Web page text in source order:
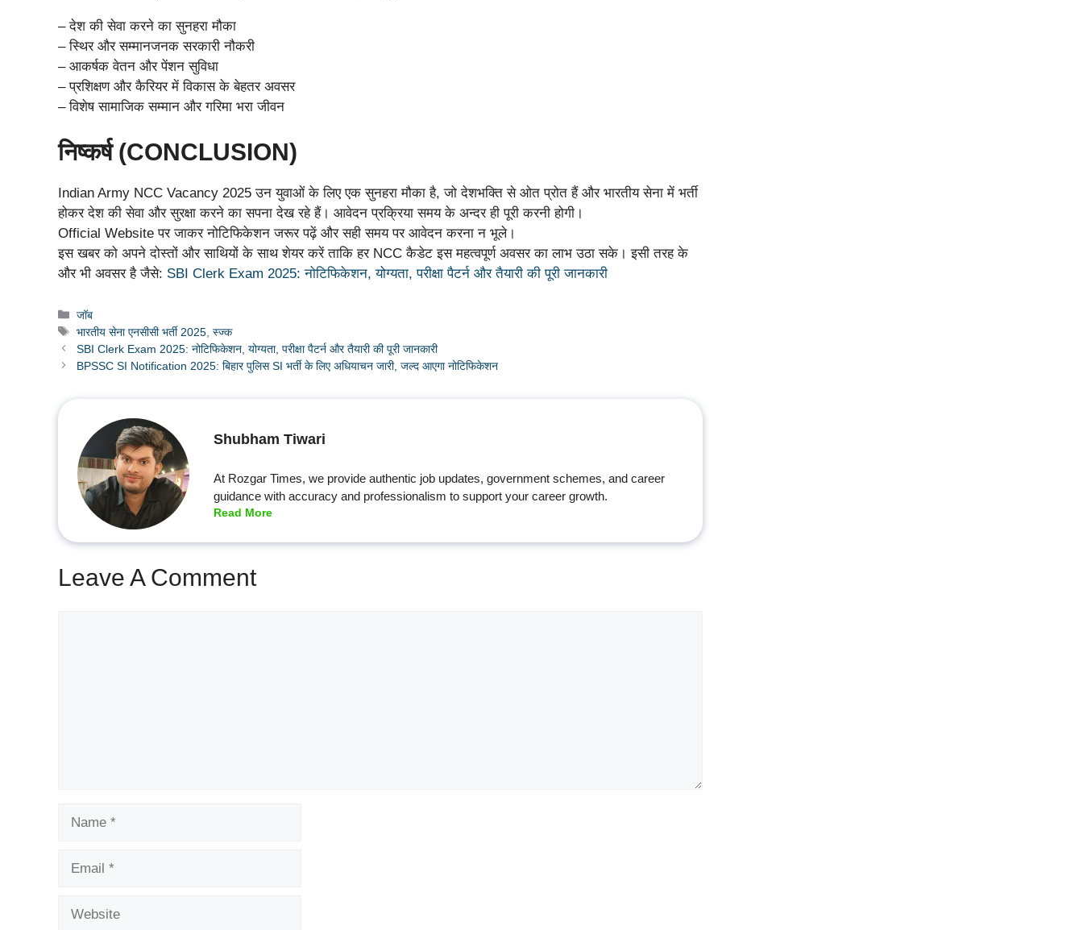
– देश की सेवा करने का सुनहरा मौका
– स्थिर और सम्मानजनक सरकारी नौकरी
– आकर्षक वेतन और पेंशन सुविधा
– प्रशिक्षण और कैरियर में विकास के बेहतर अवसर
– विशेष सामाजिक सम्मान और गरिमा भरा जीवन
निष्कर्ष (CONCLUSION)
Indian Army NCC Vacancy 2025 उन युवाओं के लिए एक सुनहरा मौका है, जो देशभक्ति से ओत प्रोत हैं और भारतीय सेना में भर्ती
होकर देश की सेवा और सुरक्षा करने का सपना देख रहे हैं। आवेदन प्रक्रिया समय के अन्दर ही पूरी करनी होगी।
Official Website पर जाकर नोटिफिकेशन जरूर पढ़ें और सही समय पर आवेदन करना न भूले।
इस खबर को अपने दोस्तों और साथियों के साथ शेयर करें ताकि हर NCC कैडेट इस महत्वपूर्ण अवसर का लाभ उठा सके। इसी तरह के
और भी अवसर है जैसे: SBI Clerk Exam 2025: नोटिफिकेशन, योग्यता, परीक्षा पैटर्न और तैयारी की पूरी जानकारी
Categories
जॉब
Tags
भारतीय सेना एनसीसी भर्ती 2025 ,स्ज्क
SBI Clerk Exam 2025: नोटिफिकेशन, योग्यता, परीक्षा पैटर्न और तैयारी की पूरी जानकारी
BPSSC SI Notification 2025: बिहार पुलिस SI भर्ती के लिए अधियाचन जारी, जल्द आएगा नोटिफिकेशन
Shubham Tiwari
At Rozgar Times, we provide authentic job updates, government schemes, and career
guidance with accuracy and professionalism to support your career growth.
Read More
Leave A Comment